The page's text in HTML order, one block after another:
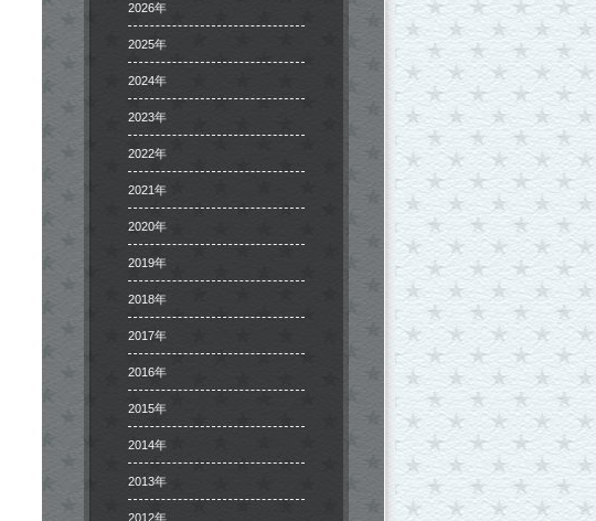
2026年
2025年
2024年
2023年
2022年
2021年
2020年
2019年
2018年
2017年
2016年
2015年
2014年
2013年
2012年